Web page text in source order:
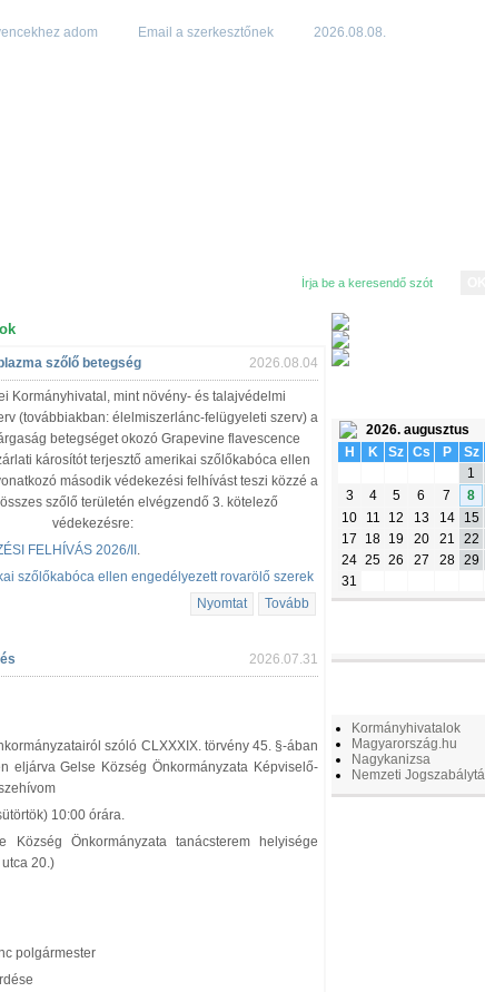
adom Email a szerkesztőnek 2026.08.08.
szőlő betegség 2026.08.04
Kormányhivatal, mint növény- és talajvédelmi
(továbbiakban: élelmiszerlánc-felügyeleti szerv) a
betegséget okozó Grapevine flavescence
károsítót terjesztő amerikai szőlőkabóca ellen
második védekezési felhívást teszi közzé a
szőlő területén elvégzendő 3. kötelező
védekezésre:
FELHÍVÁS 2026/II .
szőlőkabóca ellen engedélyezett rovarölő szerek
Nyomtat
Tovább
2026.07.31
szóló CLXXXIX. törvény 45. §-ában
eljárva Gelse Község Önkormányzata Képviselő-
10:00 órára.
Község Önkormányzata tanácsterem helyisége
20.)
polgármester
2026. augusztus
H
K Sz Cs P Sz
1
3
4 5 6 7 8
10
11 12 13 14 15
17
18 19 20 21 22
24 25 26 27 28 29
31
Kormányhivatalok
Magyarország.hu
Nagykanizsa
Nemzeti